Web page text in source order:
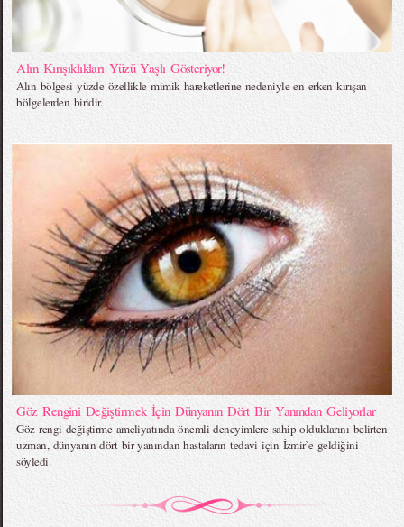
Alın Kırışıklıkları Yüzü Yaşlı Gösteriyor!
Alın bölgesi yüzde özellikle mimik hareketlerine nedeniyle en erken kırışan
bölgelerden biridir.
Göz Rengini Değiştirmek İçin Dünyanın Dört Bir Yanından Geliyorlar
Göz rengi değiştirme ameliyatında önemli deneyimlere sahip olduklarını belirten
uzman, dünyanın dört bir yanından hastaların tedavi için İzmir`e geldiğini
söyledi.